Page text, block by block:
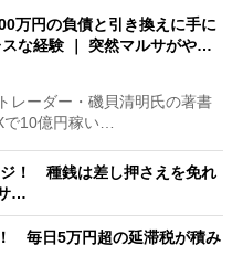
万円の負債と引き換えに手に
スな経験 ｜ 突然マルサがや…
ーダー・磯貝清明氏の著書
で10億円稼い…
ジ！ 種銭は差し押さえを免れ
…
毎日5万円超の延滞税が積み